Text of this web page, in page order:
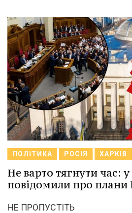
ПОЛІТИКА РОСІЯ ХАРКІВ
Не варто тягнути час:
повідомили про плани
НЕ ПРОПУСТІТЬ